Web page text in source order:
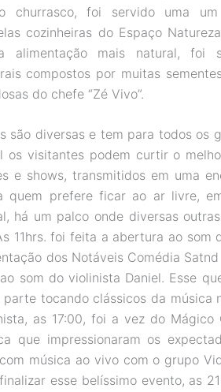
churrasco, foi servido uma um
cozinheiras do Espaço
alimentação mais natural, foi
compostos por muitas
do chefe “Zé Vivo”.
são diversas e tem para todos os
os visitantes podem curtir o
e shows, transmitidos em uma
quem prefere ficar ao ar livre,
há um palco onde diversas
11hrs. foi feita a abertura ao som
dos Notáveis Comédia
som do violinista Daniel. Esse
tocando clássicos da música
as 17:00, foi a vez do Mágico
que impressionaram os
música ao vivo com o grupo
esse belíssimo evento, as